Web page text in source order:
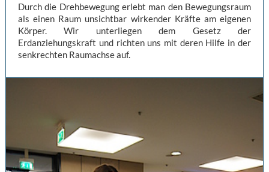
Durch die Drehbewegung erlebt man den Bewegungsraum
als einen Raum unsichtbar wirkender Kräfte am eigenen
Körper. Wir unterliegen dem Gesetz der
Erdanziehungskraft und richten uns mit deren Hilfe in der
senkrechten Raumachse auf.